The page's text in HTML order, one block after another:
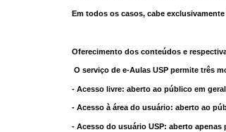
Em todos os casos, cabe
Oferecimento dos conteúdos e
O serviço de e-Aulas USP permite três
- Acesso livre: aberto ao público em
- Acesso à área do usuário: aberto ao
- Acesso do usuário USP: aberto apenas